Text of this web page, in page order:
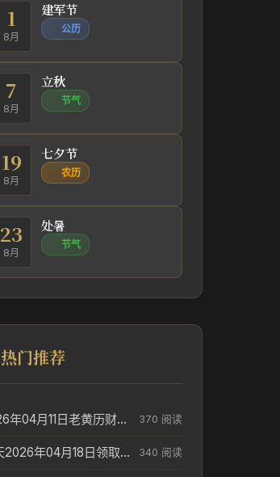
1
8月
建军节
公历
7
8月
立秋
节气
19
8月
七夕节
农历
23
8月
处暑
节气
热门推荐
2026年04月11日老黄历财神方位_财神方位与供奉讲究 370 阅读
今天2026年04月18日领取结婚证老黄历不适合吗_领证日期参考 340 阅读